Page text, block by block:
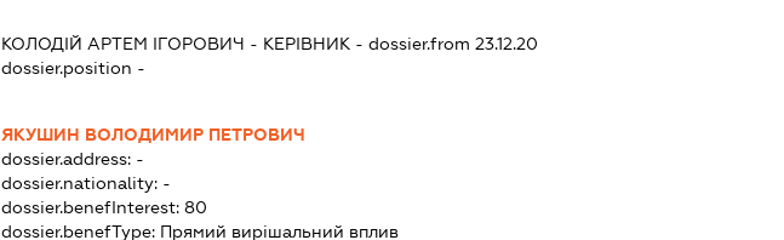
КОЛОДІЙ АРТЕМ ІГОРОВИЧ - КЕРІВНИК - dossier.from 23.12.20
dossier.position -
ЯКУШИН ВОЛОДИМИР ПЕТРОВИЧ
dossier.address: -
dossier.nationality: -
dossier.benefInterest: 80
dossier.benefType: Прямий вирішальний вплив